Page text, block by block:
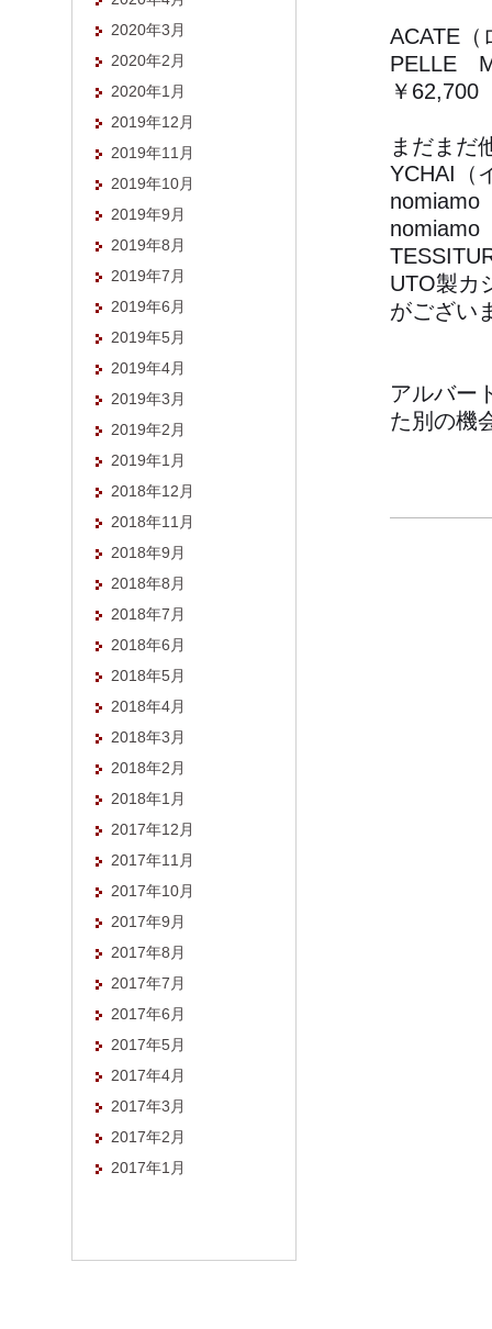
ACATE
PELLE
￥62,700
まだまだ
YCHAI（
nomiamo
nomiamo
UTO製カ
がござい
アルバー
た別の機
2020年3月
2020年2月
2020年1月
2019年12月
2019年11月
2019年10月
2019年9月
2019年8月
2019年7月
2019年6月
2019年5月
2019年4月
2019年3月
2019年2月
2019年1月
2018年12月
2018年11月
2018年9月
2018年8月
2018年7月
2018年6月
2018年5月
2018年4月
2018年3月
2018年2月
2018年1月
2017年12月
2017年11月
2017年10月
2017年9月
2017年8月
2017年7月
2017年6月
2017年5月
2017年4月
2017年3月
2017年2月
2017年1月